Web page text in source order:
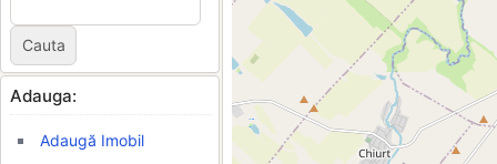
Adauga:
Adaugă Imobil